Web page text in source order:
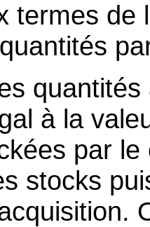
termes de
à la
par
stocks